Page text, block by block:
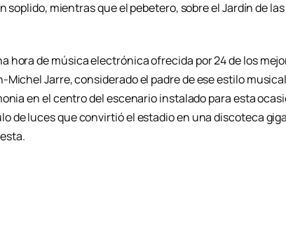
soplido, mientras que el pebetero, sobre el Jardín de
hora de música electrónica ofrecida por 24 de los
Michel Jarre, considerado el padre de ese estilo
en el centro del escenario instalado para esta
de luces que convirtió el estadio en una discoteca